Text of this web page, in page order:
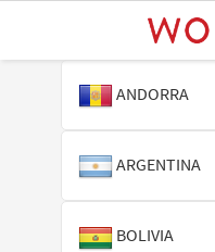
ANDORRA
ARGENTINA
BOLIVIA